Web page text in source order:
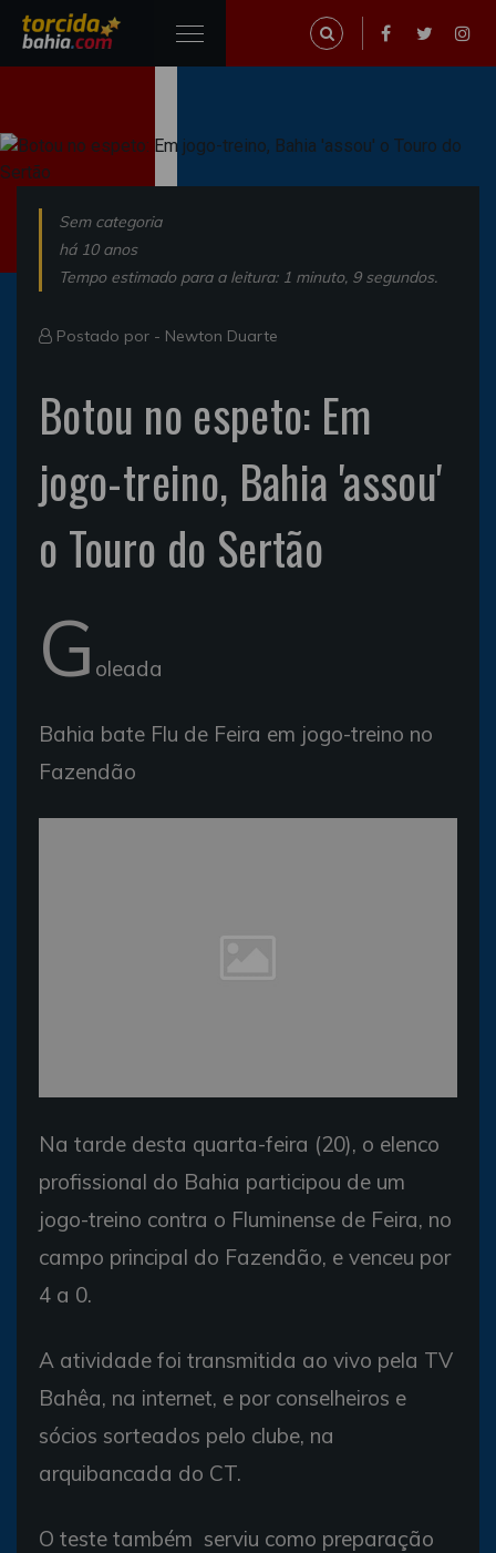
Sem categoria
há 10 anos
Tempo estimado para a leitura: 1 minuto, 9 segundos.
Postado por - Newton Duarte
Botou no espeto: Em
jogo-treino, Bahia 'assou'
o Touro do Sertão
G oleada
Bahia bate Flu de Feira em jogo-treino no
Fazendão
Na tarde desta quarta-feira (20), o elenco
profissional do Bahia participou de um
jogo-treino contra o Fluminense de Feira, no
campo principal do Fazendão, e venceu por
4 a 0.
A atividade foi transmitida ao vivo pela TV
Bahêa, na internet, e por conselheiros e
sócios sorteados pelo clube, na
arquibancada do CT.
O teste também serviu como preparação